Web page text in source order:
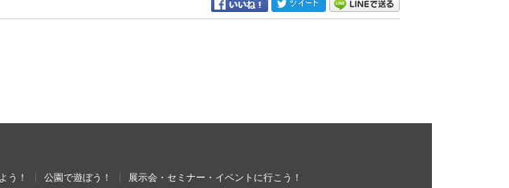
う！ 公園で遊ぼう！ 展示会・セミナー・イベントに行こう！